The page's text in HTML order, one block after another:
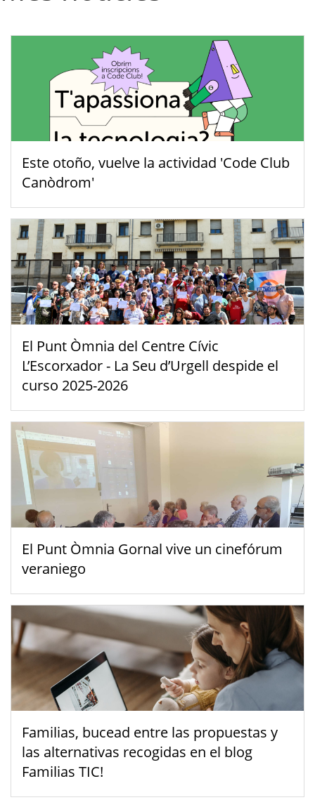
Este otoño, vuelve la actividad 'Code Club
Canòdrom'
El Punt Òmnia del Centre Cívic
L’Escorxador - La Seu d’Urgell despide el
curso 2025-2026
El Punt Òmnia Gornal vive un cinefórum
veraniego
Familias, bucead entre las propuestas y
las alternativas recogidas en el blog
Familias TIC!